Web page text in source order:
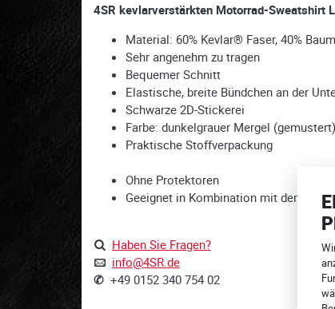
4SR kevlarverstärkten Motorrad-Sweatshirt
Material: 60% Kevlar® Faser, 40%
Sehr angenehm zu tragen
Bequemer Schnitt
Elastische, breite Bündchen an der
Schwarze 2D-Stickerei
Farbe: dunkelgrauer Mergel (gemustert)
Praktische Stoffverpackung
Ohne Protektoren
Geeignet in Kombination mit dem
Haben Sie Fragen?
info@4SR.de
✆ +49 0152 340 754 02